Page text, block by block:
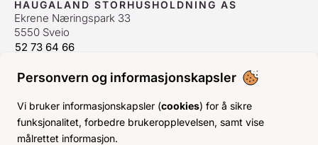
Personvern og informasjonskapsler
Vi bruker informasjonskapsler (cookies) for å sikre
funksjonalitet, forbedre brukeropplevelsen, samt vise
målrettet informasjon.
HAUGALAND STORHUSHOLDNING AS
Ekrene Næringspark 33
5550 Sveio
52 73 64 66
ÅPNINGSTIDER
Man-Fre:07–15
Lør-Søn: Stengt
Helligdager:Stengt